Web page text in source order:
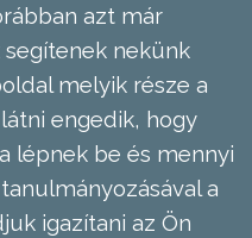
azt már
nekünk
melyik része a
engedik, hogy
lépnek be és mennyi
a
igazítani az Ön